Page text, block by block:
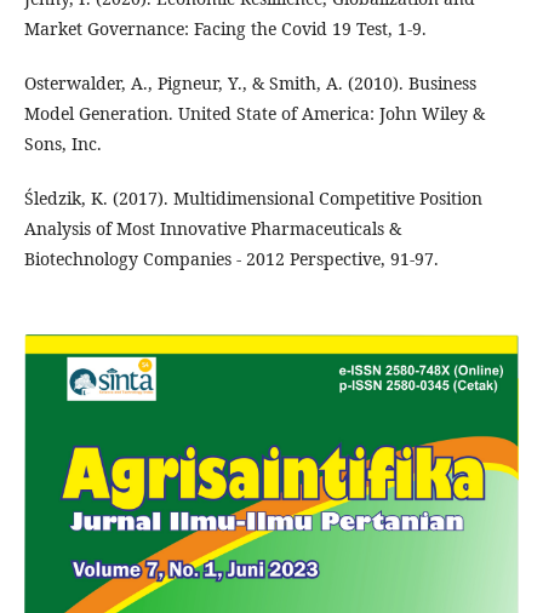
Market Governance: Facing the Covid 19 Test, 1-9.
Osterwalder, A., Pigneur, Y., & Smith, A. (2010). Business
Model Generation. United State of America: John Wiley &
Sons, Inc.
Śledzik, K. (2017). Multidimensional Competitive Position
Analysis of Most Innovative Pharmaceuticals &
Biotechnology Companies - 2012 Perspective, 91-97.